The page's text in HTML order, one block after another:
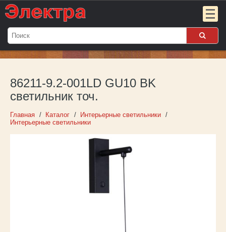
Мой
Пока
пуст
Войти
О компании
86211-9.2-001LD GU10 BK
светильник точ.
Главная Каталог
Интерьерные светильники
Интерьерные светильники